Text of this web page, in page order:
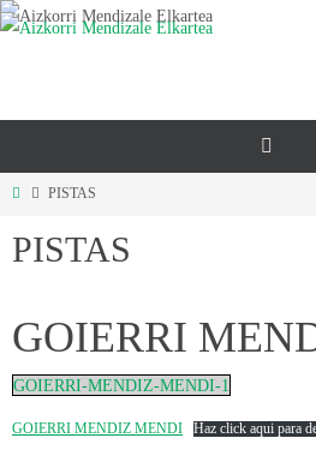
Ir
InicioPISTAS
PISTAS
GOIERRI
GOIERRI-MENDIZ-MENDI-1
GOIERRI MENDIZ MENDI Haz click aqui para